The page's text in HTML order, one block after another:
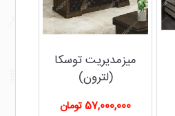
میزمدیریت توسکا
(لترون)
57,000,000 تومان